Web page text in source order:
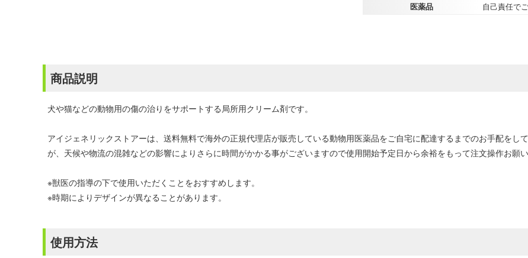
医薬品
自己責任で
商品説明
犬や猫などの動物用の傷の治りをサポートする局所用クリーム剤です。
アイジェネリックストアーは、送料無料で海外の正規代理店が販売している動物用医薬品をご自宅に配達するまでのお手配をし
が、天候や物流の混雑などの影響によりさらに時間がかかる事がございますので使用開始予定日から余裕をもって注文操作お願い
※獣医の指導の下で使用いただくことをおすすめします。
※時期によりデザインが異なることがあります。
使用方法